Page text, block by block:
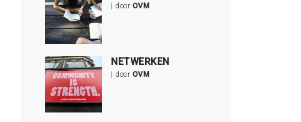
| door OVM
NETWERKEN
| door OVM